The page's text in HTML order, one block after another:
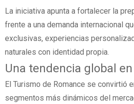
La iniciativa apunta a fortalecer la
frente a una demanda internacional
exclusivas, experiencias
naturales con identidad propia.
Una tendencia global
El Turismo de Romance se convirtió
segmentos más dinámicos del